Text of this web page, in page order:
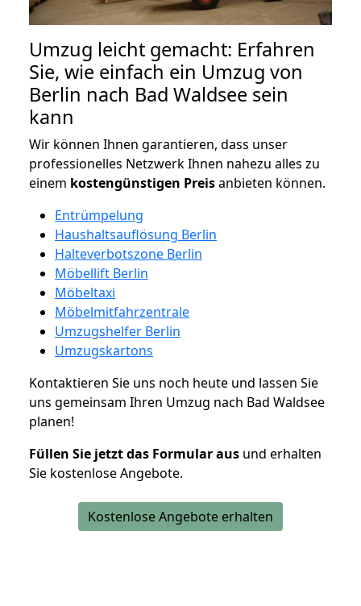
Umzug leicht gemacht: Erfahren
Sie, wie einfach ein Umzug von
Berlin nach Bad Waldsee sein
kann
Wir können Ihnen garantieren, dass unser
professionelles Netzwerk Ihnen nahezu alles zu
einem kostengünstigen Preisanbieten können.
Entrümpelung
Haushaltsauflösung Berlin
Halteverbotszone Berlin
Möbellift Berlin
Möbeltaxi
Möbelmitfahrzentrale
Umzugshelfer Berlin
Umzugskartons
Kontaktieren Sie uns noch heute und lassen Sie
uns gemeinsam Ihren Umzug nach Bad Waldsee
planen!
Füllen Sie jetzt das Formular aus und erhalten
Sie kostenlose Angebote.
Kostenlose Angebote erhalten